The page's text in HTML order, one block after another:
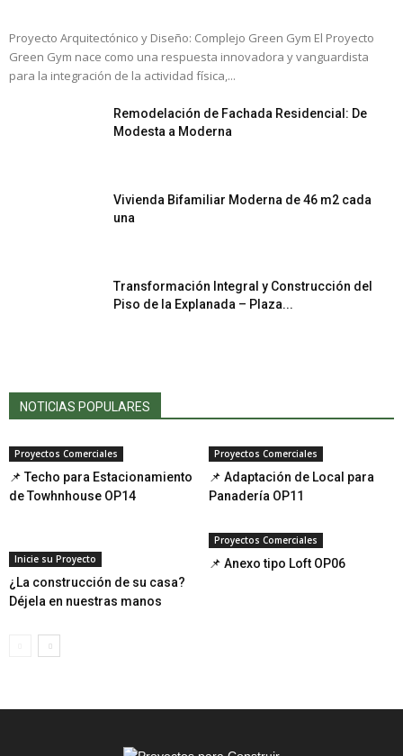
Proyecto Arquitectónico y Diseño: Complejo Green Gym El Proyecto
Green Gym nace como una respuesta innovadora y vanguardista
para la integración de la actividad física,...
Remodelación de Fachada Residencial: De
Modesta a Moderna
Vivienda Bifamiliar Moderna de 46 m2 cada
una
Transformación Integral y Construcción del
Piso de la Explanada – Plaza...
NOTICIAS POPULARES
Proyectos Comerciales
📌 Techo para Estacionamiento
de Towhnhouse OP14
Proyectos Comerciales
📌 Adaptación de Local para
Panadería OP11
Inicie su Proyecto
¿La construcción de su casa?
Déjela en nuestras manos
Proyectos Comerciales
📌 Anexo tipo Loft OP06